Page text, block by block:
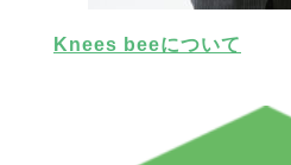
Knees beeについて